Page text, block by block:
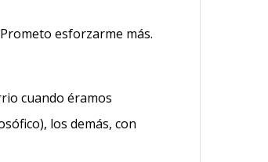
esforzarme más.
cuando éramos
los demás, con